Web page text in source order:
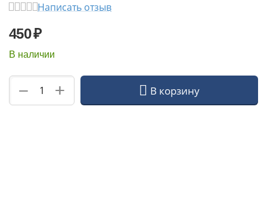
Написать отзыв
450₽
В наличии
+
− В корзину